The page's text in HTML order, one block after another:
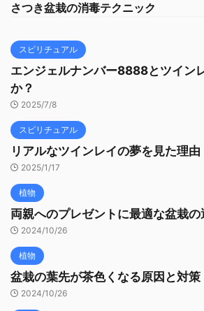
さつき盆栽の消毒テクニック
スピリチュアル
エンジェルナンバー8888とツイン
か？
2025/7/8
スピリチュアル
リアルなツインレイの夢を見た理由
2025/1/17
植物
両親へのプレゼントに最適な盆栽の
2024/10/26
植物
盆栽の葉先が茶色くなる原因と対策
2024/10/26